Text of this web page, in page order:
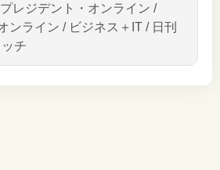
レジデント・オンライン /
ンライン / ビジネス＋IT / 日刊
チ